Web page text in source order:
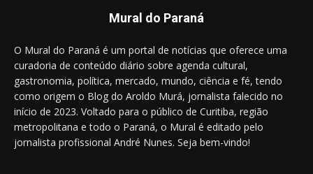
Mural do Paraná
O Mural do Paraná é um portal de notícias que oferece uma
curadoria de conteúdo diário sobre agenda cultural,
gastronomia, política, mercado, mundo, ciência e fé, tendo
como origem o Blog do Aroldo Murá, jornalista falecido no
início de 2023. Voltado para o público de Curitiba, região
metropolitana e todo o Paraná, o Mural é editado pelo
jornalista profissional André Nunes. Seja bem-vindo!